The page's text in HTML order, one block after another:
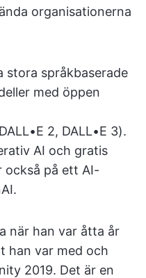
organisationerna
stora språkbaserade
med öppen
2, DALL•E 3).
AI och gratis
på ett AI-
när han var åtta år
han var med och
2019. Det är en